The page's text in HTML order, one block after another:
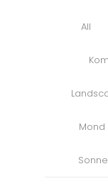
All
Mond
Sonne